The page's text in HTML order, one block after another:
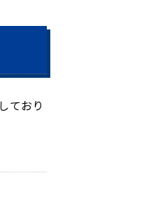
ており